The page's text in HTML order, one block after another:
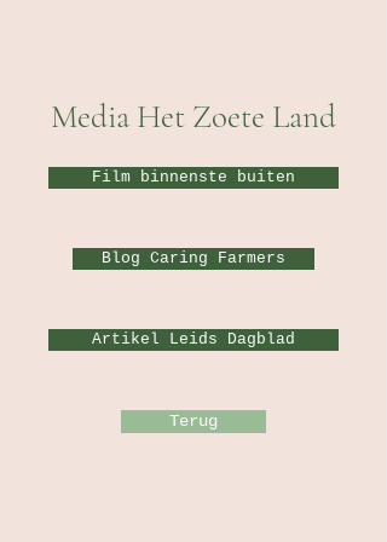
Media Het Zoete Land
Film binnenste buiten
Blog Caring Farmers
Artikel Leids Dagblad
Terug